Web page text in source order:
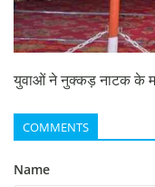
युवाओं ने नुक्कड़ नाटक के
COMMENTS
Name